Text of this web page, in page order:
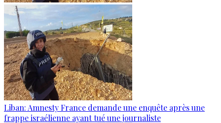
Liban: Amnesty France demande une enquête après une
frappe israélienne ayant tué une journaliste